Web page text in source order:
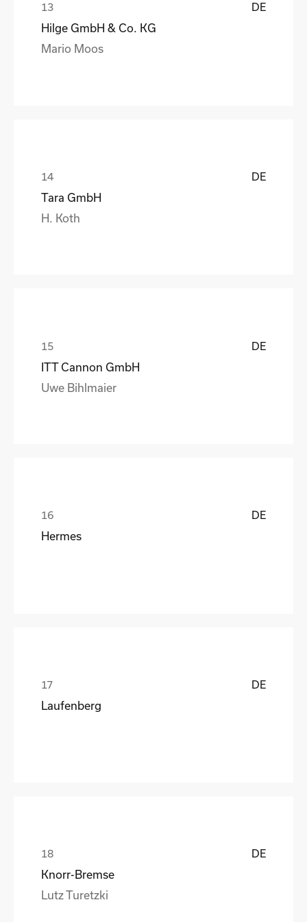
DE
Hilge GmbH & Co. KG
Mario Moos
DE
Tara GmbH
H. Koth
DE
ITT Cannon GmbH
Uwe Bihlmaier
DE
Hermes
DE
Laufenberg
DE
Knorr-Bremse
Lutz Turetzki